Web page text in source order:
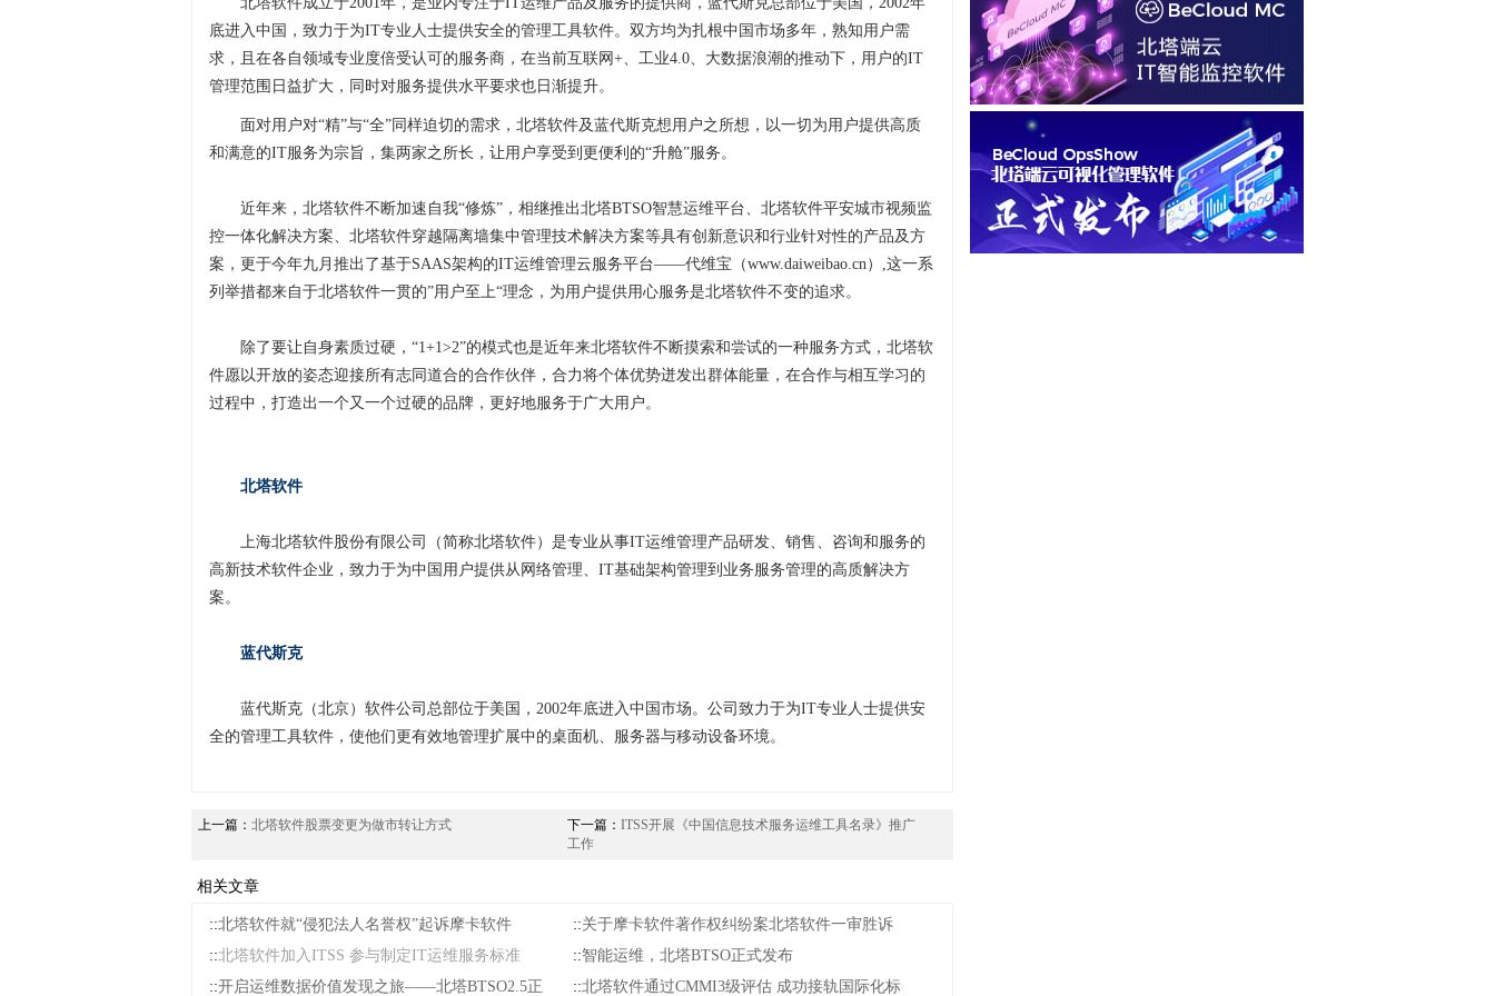
底进入中国，致力于为IT专业人士提供安全的管理工具软件。双方均为扎根中国市场多年，熟知用户需
求，且在各自领域专业度倍受认可的服务商，在当前互联网+、工业4.0、大数据浪潮的推动下，用户的IT
管理范围日益扩大，同时对服务提供水平要求也日渐提升。
面对用户对“精”与“全”同样迫切的需求，北塔软件及蓝代斯克想用户之所想，以一切为用户提供高质
和满意的IT服务为宗旨，集两家之所长，让用户享受到更便利的“升舱”服务。
近年来，北塔软件不断加速自我“修炼”，相继推出北塔BTSO智慧运维平台、北塔软件平安城市视频监
控一体化解决方案、北塔软件穿越隔离墙集中管理技术解决方案等具有创新意识和行业针对性的产品及方
案，更于今年九月推出了基于SAAS架构的IT运维管理云服务平台——代维宝（www.daiweibao.cn）,这一系
列举措都来自于北塔软件一贯的”用户至上“理念，为用户提供用心服务是北塔软件不变的追求。
除了要让自身素质过硬，“1+1>2”的模式也是近年来北塔软件不断摸索和尝试的一种服务方式，北塔软
件愿以开放的姿态迎接所有志同道合的合作伙伴，合力将个体优势迸发出群体能量，在合作与相互学习的
过程中，打造出一个又一个过硬的品牌，更好地服务于广大用户。
北塔软件
上海北塔软件股份有限公司（简称北塔软件）是专业从事IT运维管理产品研发、销售、咨询和服务的
高新技术软件企业，致力于为中国用户提供从网络管理、IT基础架构管理到业务服务管理的高质解决方
案。
蓝代斯克
蓝代斯克（北京）软件公司总部位于美国，2002年底进入中国市场。公司致力于为IT专业人士提供安
全的管理工具软件，使他们更有效地管理扩展中的桌面机、服务器与移动设备环境。
上一篇： 北塔软件股票变更为做市转让方式 下一篇： ITSS开展《中国信息技术服务运维工具名录》推广
工作
相关文章
::北塔软件就“侵犯法人名誉权”起诉摩卡软件 ::关于摩卡软件著作权纠纷案北塔软件一审胜诉
::北塔软件加入ITSS 参与制定IT运维服务标准 ::智能运维，北塔BTSO正式发布
::开启运维数据价值发现之旅——北塔BTSO2.5正 ::北塔软件通过CMMI3级评估 成功接轨国际化标